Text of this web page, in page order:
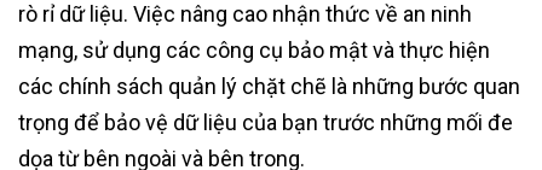
rò rỉ dữ liệu. Việc nâng cao nhận thức về an ninh
mạng, sử dụng các công cụ bảo mật và thực hiện
các chính sách quản lý chặt chẽ là những bước quan
trọng để bảo vệ dữ liệu của bạn trước những mối đe
dọa từ bên ngoài và bên trong.